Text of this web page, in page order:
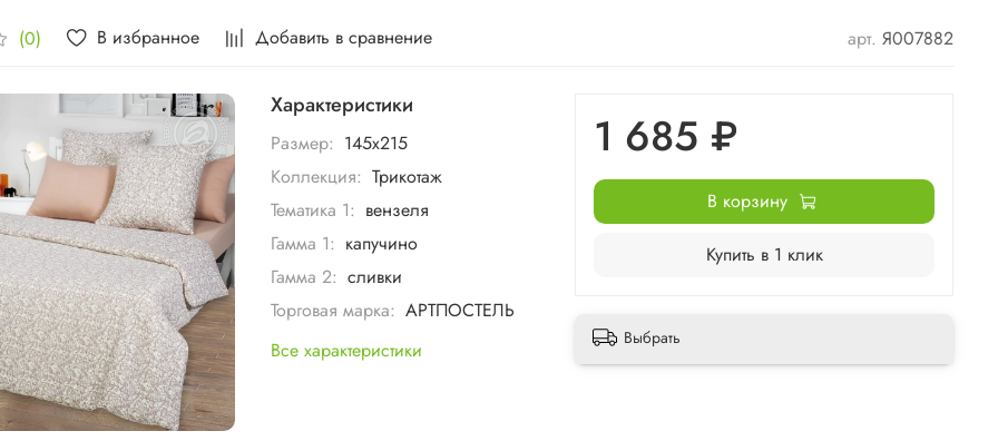
(0) В избранное Добавить в сравнение арт. Я007882
Характеристики
Размер: 145х215
Коллекция: Трикотаж
Тематика 1: вензеля
Гамма 1: капучино
Гамма 2: сливки
Торговая марка: АРТПОСТЕЛЬ
Все характеристики
1 685 ₽
В корзину
Купить в 1 клик
Выбрать